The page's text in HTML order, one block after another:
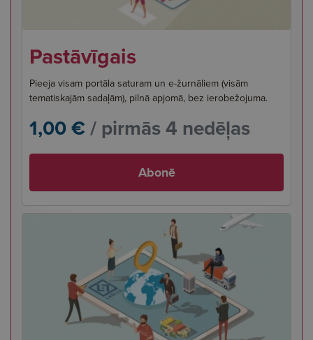
Pastāvīgais
Pieeja visam portāla saturam un e-žurnāliem (visām
tematiskajām sadaļām), pilnā apjomā, bez ierobežojuma.
1,00 € / pirmās 4 nedēļas
Abonē